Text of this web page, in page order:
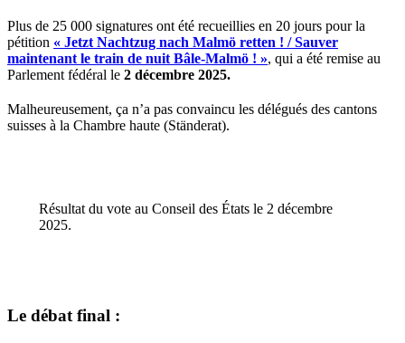
Plus de 25 000 signatures ont été recueillies en 20 jours pour la
pétition « Jetzt Nachtzug nach Malmö retten ! / Sauver
maintenant le train de nuit Bâle-Malmö ! », qui a été remise au
Parlement fédéral le 2 décembre 2025.
Malheureusement, ça n’a pas convaincu les délégués des cantons
suisses à la Chambre haute (Ständerat).
Résultat du vote au Conseil des États le 2 décembre
2025.
Le débat final :